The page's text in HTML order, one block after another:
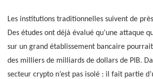
Les institutions traditionnelles suivent de
Des études ont déjà évalué qu’une attaque
sur un grand établissement bancaire
des milliers de milliards de dollars de PIB.
secteur crypto n’est pas isolé : il fait partie